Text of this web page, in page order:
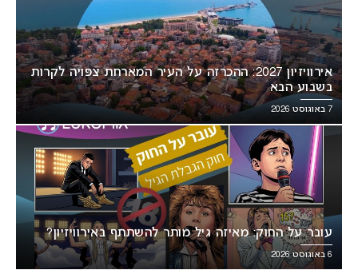
אירוויזיון 2027: ההכרזה על העיר המארחת צפויה לקרות
בשבוע הבא
7 באוגוסט 2026
עובר על החוק: מאיזה גיל מותר להשתתף באירוויזיון?
6 באוגוסט 2026